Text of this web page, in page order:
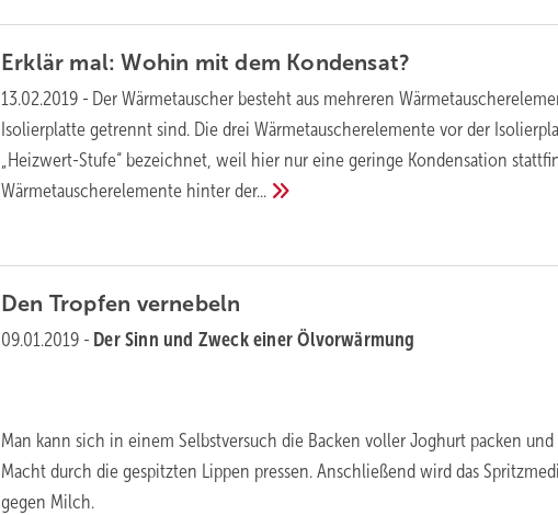
Erklär mal: Wohin mit dem Kondensat?
13.02.2019 - Der Wärmetauscher besteht aus mehreren
Isolierplatte getrennt sind. Die drei Wärmetauscherelemente vor der
„Heizwert-Stufe“ bezeichnet, weil hier nur eine geringe Kondensation
Wärmetauscherelemente hinterder...
Den Tropfen vernebeln
09.01.2019 - Der Sinn und Zweck einer Ölvorwärmung
Man kann sich in einem Selbstversuch die Backen voller Joghurt packen
Macht durch die gespitzten Lippen pressen. Anschließend wird das
gegen Milch.